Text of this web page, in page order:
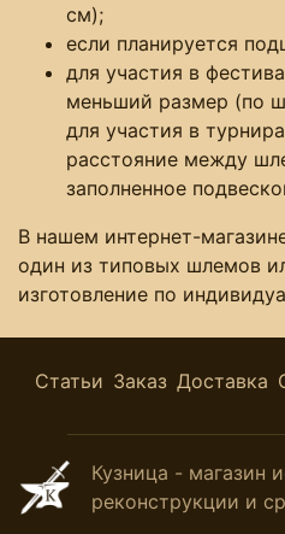
см);
если планируется
для участия в
меньший размер (по
для участия в
расстояние между
заполненное
В нашем интернет-
один из типовых шлемов
изготовление по
Статьи Заказ Доставка
Кузница - магазин
реконструкции и